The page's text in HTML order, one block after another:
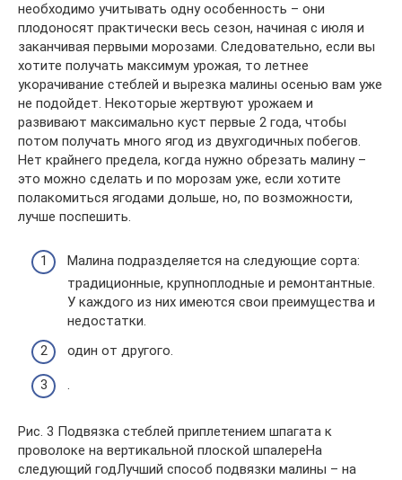
необходимо учитывать одну особенность – они
плодоносят практически весь сезон, начиная с июля и
заканчивая первыми морозами. Следовательно, если вы
хотите получать максимум урожая, то летнее
укорачивание стеблей и вырезка малины осенью вам уже
не подойдет. Некоторые жертвуют урожаем и
развивают максимально куст первые 2 года, чтобы
потом получать много ягод из двухгодичных побегов.
Нет крайнего предела, когда нужно обрезать малину –
это можно сделать и по морозам уже, если хотите
полакомиться ягодами дольше, но, по возможности,
лучше поспешить.​
​Малина подразделяется на следующие сорта:
традиционные, крупноплодные и ремонтантные.
У каждого из них имеются свои преимущества и
недостатки.​
​один от другого.​
​.​
​Рис. 3 Подвязка стеблей приплетением шпагата к
проволоке на вертикальной плоской шпалере​​На
следующий год​​Лучший способ подвязки малины – на